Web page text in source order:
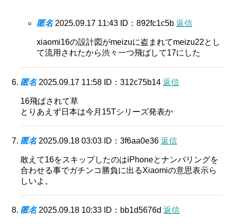
匿名 2025.09.17 11:43 ID：892fc1c5b 返信
xiaomi16の設計図がmeizuに盗まれてmeizu22とし
て流用されたから渋々一つ飛ばして17にした
匿名 2025.09.17 11:58 ID：312c75b14 返信
16飛ばされて草
とりあえず日本は今月15Tシリーズ発表か
匿名 2025.09.18 03:03 ID：3f6aa0e36 返信
敢えて16をスキップしたのはiPhoneとナンバリングを
合わせる事でガチンコ勝負に出るXiaomiの意思表示ら
しいよ。
匿名 2025.09.18 10:33 ID：bb1d5676d 返信